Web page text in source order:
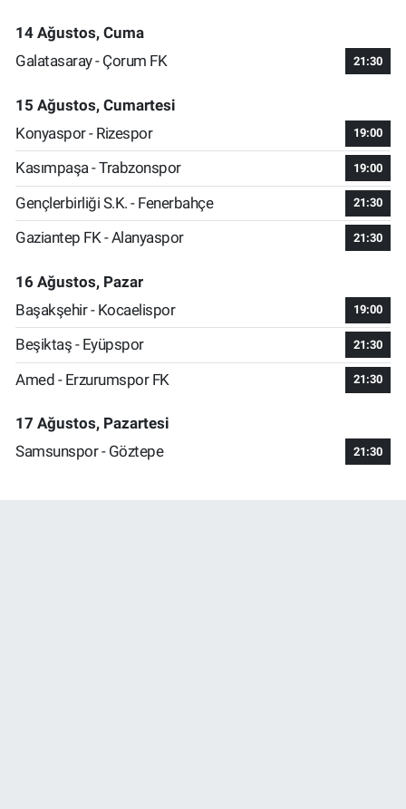
14 Ağustos, Cuma
Galatasaray - Çorum FK
21:30
15 Ağustos, Cumartesi
Konyaspor - Rizespor
19:00
Kasımpaşa - Trabzonspor 19:00
Gençlerbirliği S.K. - Fenerbahçe 21:30
Gaziantep FK - Alanyaspor 21:30
16 Ağustos, Pazar
Başakşehir - Kocaelispor
19:00
Beşiktaş - Eyüpspor 21:30
Amed - Erzurumspor FK 21:30
17 Ağustos, Pazartesi
Samsunspor - Göztepe
21:30